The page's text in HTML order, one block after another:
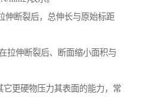
伸断裂后，总伸长与原始标距
拉伸断裂后、断面缩小面积与
它更硬物压力其表面的能力，常